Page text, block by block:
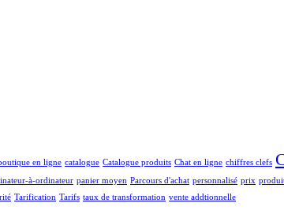
en ligne catalogue Catalogue produits Chat en ligne chiffres clefs
à-ordinateur panier moyen Parcours d'achat personnalisé prix
Tarification Tarifs taux de transformation vente addtionnelle